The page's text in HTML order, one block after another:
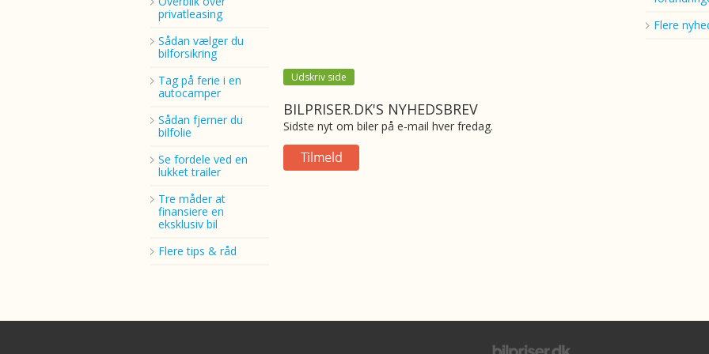
privatleasing
Sådan vælger du
bilforsikring
Tag på ferie i en
autocamper
Sådan fjerner du
bilfolie
Se fordele ved en
lukket trailer
Tre måder at
finansiere en
eksklusiv bil
Flere tips & råd
Udskriv side
BILPRISER.DK'S NYHEDSBREV
Sidste nyt om biler på e-mail hver fredag.
Flere